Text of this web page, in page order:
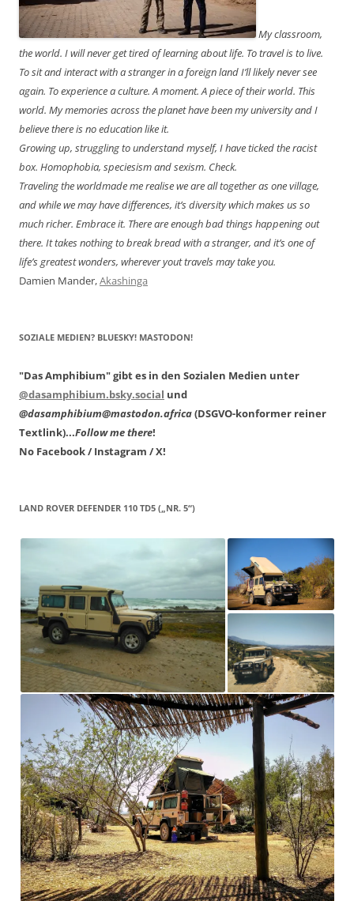
My classroom,
the world. I will never get tired of learning about life. To travel is to live.
To sit and interact with a stranger in a foreign land I’ll likely never see
again. To experience a culture. A moment. A piece of their world. This
world. My memories across the planet have been my university and I
believe there is no education like it.
Growing up, struggling to understand myself, I have ticked the racist
box. Homophobia, speciesism and sexism. Check.
Traveling the worldmade me realise we are all together as one village,
and while we may have differences, it’s diversity which makes us so
much richer. Embrace it. There are enough bad things happening out
there. It takes nothing to break bread with a stranger, and it’s one of
life’s greatest wonders, wherever yout travels may take you.
Damien Mander,Akashinga
SOZIALE MEDIEN? BLUESKY! MASTODON!
"Das Amphibium" gibt es in den Sozialen Medien unter
@dasamphibium.bsky.social und
@dasamphibium@mastodon.africa(DSGVO-konformer reiner
Textlink)...Follow me there!
No Facebook / Instagram / X!
LAND ROVER DEFENDER 110 TD5 („NR. 5“)